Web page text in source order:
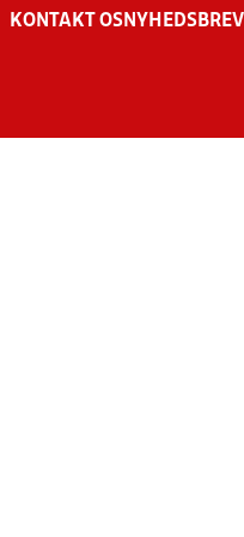
KONTAKT OS NYHEDSBREV